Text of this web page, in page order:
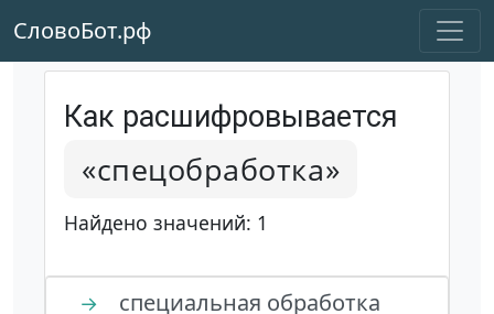
СловоБот.рф
Как расшифровывается
«спецобработка»
Найдено значений: 1
→ специальная обработка